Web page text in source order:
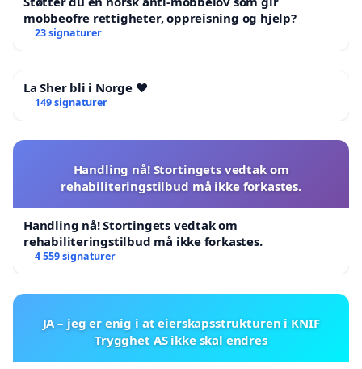
mobbeofre rettigheter, oppreisning og hjelp?
23 signaturer
La Sher bli i Norge ❤️
149 signaturer
Handling nå! Stortingets vedtak om
rehabiliteringstilbud må ikke forkastes.
Handling nå! Stortingets vedtak om
rehabiliteringstilbud må ikke forkastes.
4 559 signaturer
JA – jeg er enig i at eierskapsstrukturen i KNIF
Trygghet AS ikke skal endres